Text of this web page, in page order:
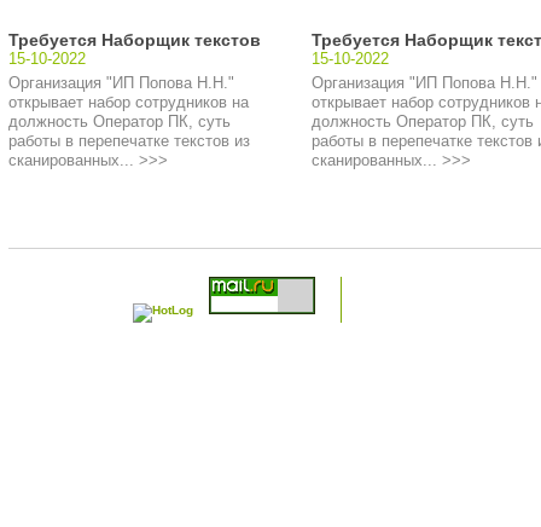
Требуется Наборщик текстов
15-10-2022
Организация "ИП Попова Н.Н."
открывает набор сотрудников на
должность Оператор ПК, суть
работы в перепечатке текстов из
сканированных... >>>
Требуется Наборщик
15-10-2022
Организация "ИП Попова Н.Н."
открывает набор сотрудников
должность Оператор ПК, суть
работы в перепечатке текстов
сканированных... >>>